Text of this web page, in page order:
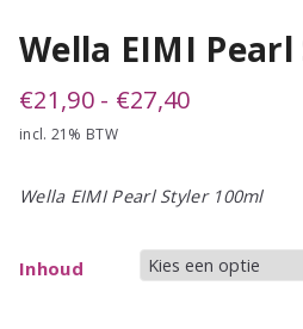
Wella EIMI
€21,90 - €27,40Prijsklasse:
tot
incl. 21% BTW
Wella EIMI Pearl Styler 100ml
Inhoud